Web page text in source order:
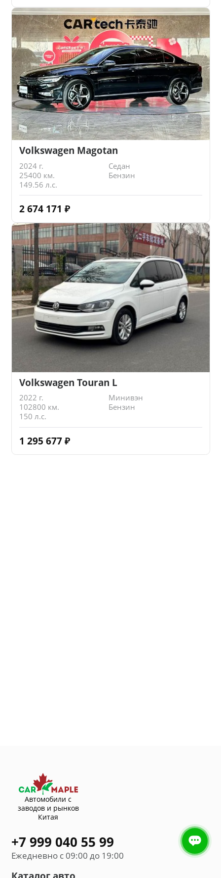
Volkswagen Magotan
2024 г.
Седан
25400 км.
Бензин
149.56 л.с.
2 674 171 ₽
Volkswagen Touran L
2022 г.
Минивэн
102800 км.
Бензин
150 л.с.
1 295 677 ₽
Автомобили с
заводов и рынков
Китая
+7 999 040 55 99
Ежедневно с 09:00 до 19:00